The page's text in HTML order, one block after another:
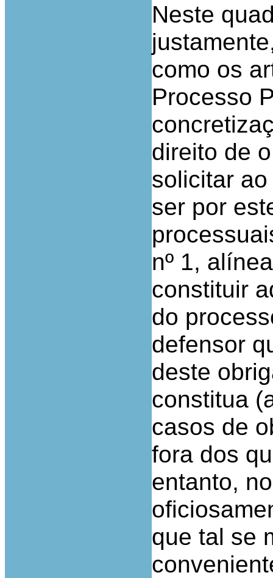
Neste
como os
Processo
direito de
solicitar
ser por
nº 1,
constituir
do
defensor
deste
constitua
casos de
fora dos
entanto,
que tal se